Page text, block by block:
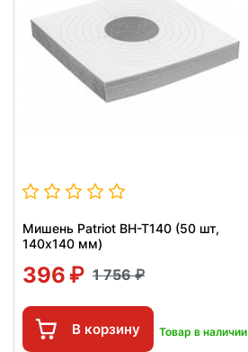
Мишень Patriot BH-T140 (50 шт,
140x140 мм)
396 1 756
В корзину Товар в наличии